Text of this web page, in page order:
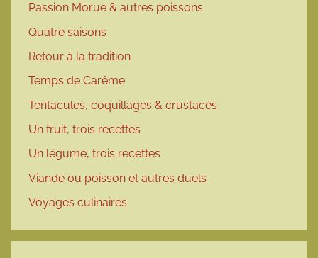
Passion Morue & autres poissons
Quatre saisons
Retour à la tradition
Temps de Carême
Tentacules, coquillages & crustacés
Un fruit, trois recettes
Un légume, trois recettes
Viande ou poisson et autres duels
Voyages culinaires